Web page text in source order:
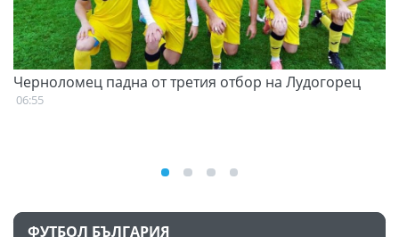
Черноломец падна от третия отбор на Лудогорец
06:55
ФУТБОЛ БЪЛГАРИЯ